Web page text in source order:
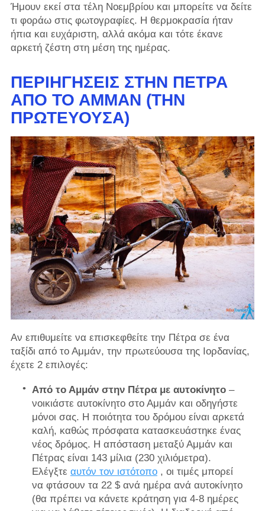
Ήμουν εκεί στα τέλη Νοεμβρίου και μπορείτε να δείτε
τι φοράω στις φωτογραφίες. Η θερμοκρασία ήταν
ήπια και ευχάριστη, αλλά ακόμα και τότε έκανε
αρκετή ζέστη στη μέση της ημέρας.
ΠΕΡΙΗΓΉΣΕΙΣ ΣΤΗΝ ΠΈΤΡΑ
ΑΠΌ ΤΟ ΑΜΜΆΝ (ΤΗΝ
ΠΡΩΤΕΎΟΥΣΑ)
Αν επιθυμείτε να επισκεφθείτε την Πέτρα σε ένα
ταξίδι από το Αμμάν, την πρωτεύουσα της Ιορδανίας,
έχετε 2 επιλογές:
Από το Αμμάν στην Πέτρα με αυτοκίνητο–
νοικιάστε αυτοκίνητο στο Αμμάν και οδηγήστε
μόνοι σας. Η ποιότητα του δρόμου είναι αρκετά
καλή, καθώς πρόσφατα κατασκευάστηκε ένας
νέος δρόμος. Η απόσταση μεταξύ Αμμάν και
Πέτρας είναι 143 μίλια (230 χιλιόμετρα).
Ελέγξτε αυτόν τον ιστότοπο, οι τιμές μπορεί
να φτάσουν τα 22 $ ανά ημέρα ανά αυτοκίνητο
(θα πρέπει να κάνετε κράτηση για 4-8 ημέρες